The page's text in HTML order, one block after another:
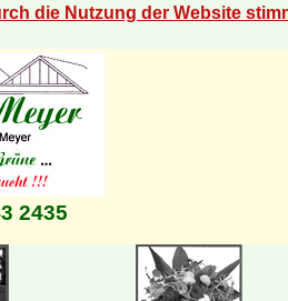
die Nutzung der Website
2435